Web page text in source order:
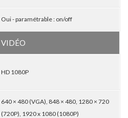
Oui - paramétrable : on/off
VIDÉO
HD 1080P
640 × 480 (VGA), 848 × 480, 1280 × 720
(720P), 1920 x 1080 (1080P)